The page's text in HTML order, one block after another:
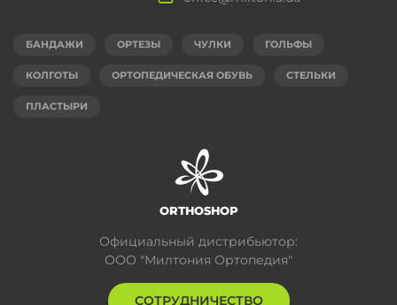
ORTHOSHOP
Официальный дистрибьютор:
ООО "Милтония Ортопедия"
СОТРУДНИЧЕСТВО
БАНДАЖИ ОРТЕЗЫ ЧУЛКИ ГОЛЬФЫ
КОЛГОТЫ ОРТОПЕДИЧЕСКАЯ ОБУВЬ СТЕЛЬКИ
ПЛАСТЫРИ